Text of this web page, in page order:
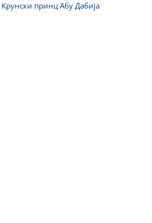
принц Абу Дабија